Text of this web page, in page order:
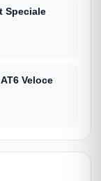
Speciale
Veloce